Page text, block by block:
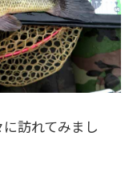
訪れてみまし